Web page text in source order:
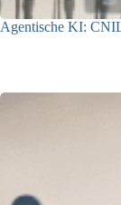
Agentische KI: